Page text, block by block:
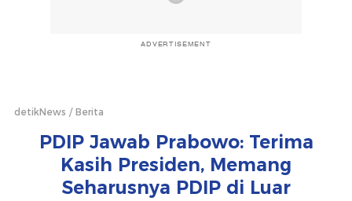
ADVERTISEMENT
detikNews Berita
PDIP Jawab Prabowo: Terima
Kasih Presiden, Memang
Seharusnya PDIP di Luar